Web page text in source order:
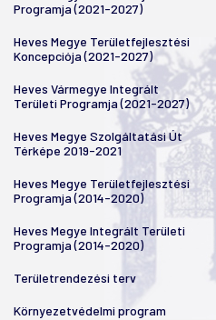
Programja (2021-2027)
Heves Megye Területfejlesztési
Koncepciója (2021-2027)
Heves Vármegye Integrált
Területi Programja (2021-2027)
Heves Megye Szolgáltatási Út
Térképe 2019-2021
Heves Megye Területfejlesztési
Programja (2014-2020)
Heves Megye Integrált Területi
Programja (2014-2020)
Területrendezési terv
Környezetvédelmi program